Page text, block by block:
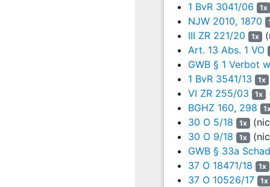
entstanden sei und
Schriftsatz vom
auf das
Höhe von insgesamt
EUR - zu erstatten
13 Die am
14
Die Beklagte hat
Streithelferinnen
vom 01.12.2020
(Bl. 1275, Bd. XVII).
Schriftsatz vom
ihren Streitbeitritt
1 BvR 3041/06 1x
NJW 2010, 1870
III ZR 221/20
1x
Art. 13 Abs. 1 VO
GWB § 1 Verbot
1 BvR 3541/13 1x
VI ZR 255/03
1x
BGHZ 160, 298
30 O 5/18
1x
30 O 9/18
1x
GWB § 33a
37 O 18471/18 1x
37 O 10526/17
1x